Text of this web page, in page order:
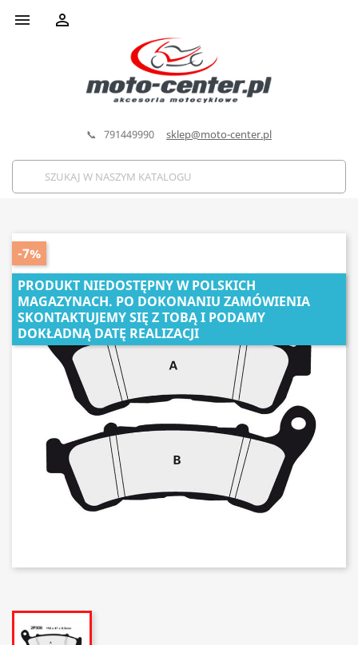
 
📞 791449990 sklep@moto-center.pl
-7%
PRODUKT NIEDOSTĘPNY W POLSKICH
MAGAZYNACH. PO DOKONANIU ZAMÓWIENIA
SKONTAKTUJEMY SIĘ Z TOBĄ I PODAMY
DOKŁADNĄ DATĘ REALIZACJI